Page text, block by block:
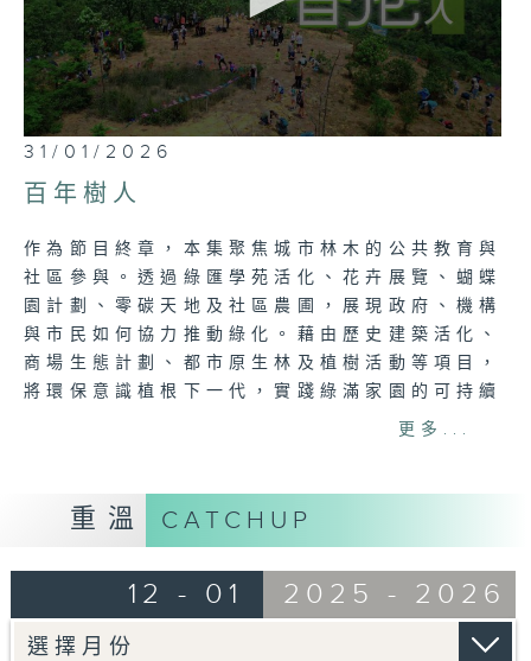
深情刻劃，讓我們共同見證，一個更綠、更
美、永續的家園，如何由眾人長年耕耘而實
現。
0
seconds
of
26
7
seconds
31/01/2026
百年樹人
作為節目終章，本集聚焦城市林木的公共教育與
社區參與。透過綠匯學苑活化、花卉展覽、蝴蝶
園計劃、零碳天地及社區農圃，展現政府、機構
與市民如何協力推動綠化。藉由歷史建築活化、
商場生態計劃、都市原生林及植樹活動等項目，
將環保意識植根下一代，實踐綠滿家園的可持續
環保意識
更多...
重溫 CATCHUP
12 - 01 2025 - 2026